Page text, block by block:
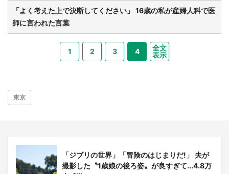
「よく考えた上で決断してください」 16歳の私が産婦人科で医
師に言われた言葉
1 2 3 4
全文
表示
東京
「ジブリの世界」「冒険のはじまりだ!」 夫が
撮影した〝1歳娘の後ろ姿〟が良すぎて...4.8万